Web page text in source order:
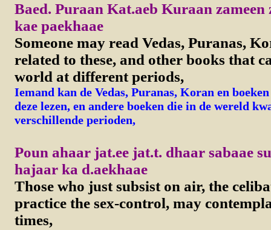
Baed. Puraan Kat.aeb Kuraan zameen
kae paekhaae
Someone may read Vedas, Puranas,
related to these, and other books that
world at different periods,
Iemand kan de Vedas, Puranas, Koran en
deze lezen, en andere boeken die in de wereld
verschillende perioden,
Poun ahaar jat.ee jat.t. dhaar sabaae
hajaar ka d.aekhaae
Those who just subsist on air, the
practice the sex-control, may
times,